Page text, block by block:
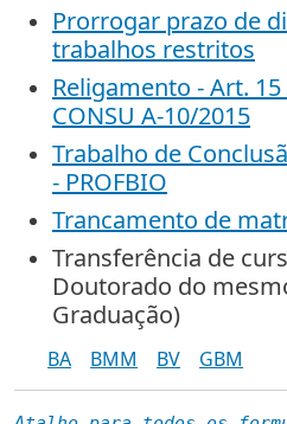
Prorrogar prazo de
trabalhos restritos
Religamento - Art.
CONSU A-10/2015
Trabalho de
- PROFBIO
Trancamento de
Transferência de
Doutorado do
Graduação)
BA BMM BV GBM